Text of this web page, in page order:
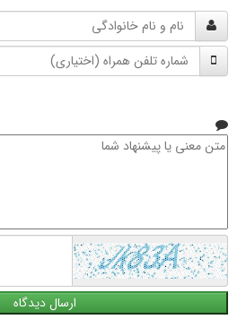
و
نام
خانوادگی
شماره
تلفن
متن